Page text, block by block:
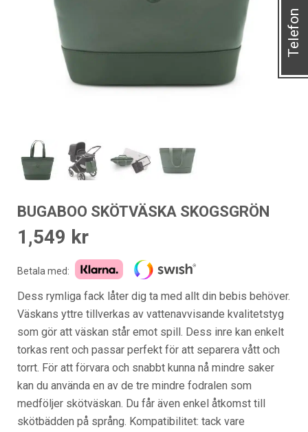
BUGABOO SKÖTVÄSKA SKOGSGRÖN
1,549 kr
Betala med:
Dess rymliga fack låter dig ta med allt din bebis behöver.
Väskans yttre tillverkas av vattenavvisande kvalitetstyg
som gör att väskan står emot spill. Dess inre kan enkelt
torkas rent och passar perfekt för att separera vått och
torrt. För att förvara och snabbt kunna nå mindre saker
kan du använda en av de tre mindre fodralen som
medföljer skötväskan. Du får även enkel åtkomst till
skötbädden på språng. Kompatibilitet: tack vare
Telefon